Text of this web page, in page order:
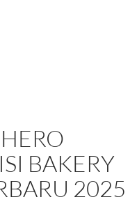
BAKERY
2025